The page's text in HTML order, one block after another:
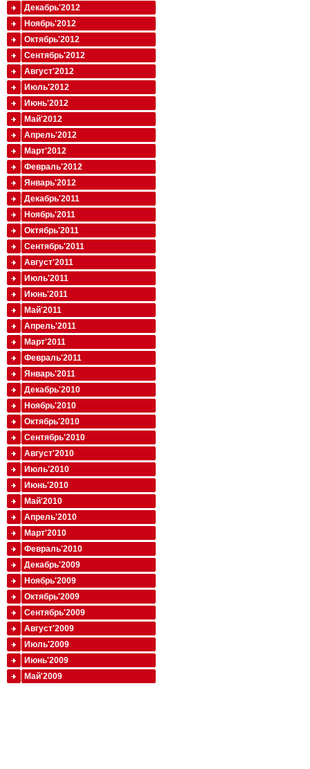
Декабрь'2012
Ноябрь'2012
Октябрь'2012
Сентябрь'2012
Август'2012
Июль'2012
Июнь'2012
Май'2012
Апрель'2012
Март'2012
Февраль'2012
Январь'2012
Декабрь'2011
Ноябрь'2011
Октябрь'2011
Сентябрь'2011
Август'2011
Июль'2011
Июнь'2011
Май'2011
Апрель'2011
Март'2011
Февраль'2011
Январь'2011
Декабрь'2010
Ноябрь'2010
Октябрь'2010
Сентябрь'2010
Август'2010
Июль'2010
Июнь'2010
Май'2010
Апрель'2010
Март'2010
Февраль'2010
Декабрь'2009
Ноябрь'2009
Октябрь'2009
Сентябрь'2009
Август'2009
Июль'2009
Июнь'2009
Май'2009